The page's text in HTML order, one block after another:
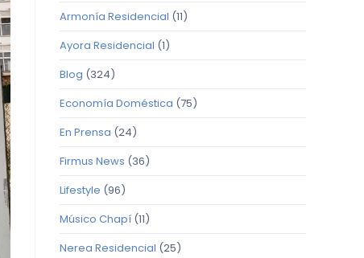
Armonía Residencial (11)
Ayora Residencial (1)
Blog (324)
Economía Doméstica (75)
En Prensa (24)
Firmus News (36)
Lifestyle (96)
Músico Chapí (11)
Nerea Residencial (25)